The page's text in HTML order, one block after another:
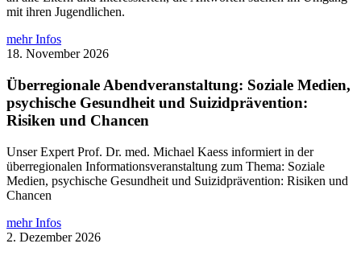
mit ihren Jugendlichen.
mehr Infos
18. November 2026
Überregionale Abendveranstaltung: Soziale Medien,
psychische Gesundheit und Suizidprävention:
Risiken und Chancen
Unser Expert Prof. Dr. med. Michael Kaess informiert in der
überregionalen Informationsveranstaltung zum Thema: Soziale
Medien, psychische Gesundheit und Suizidprävention: Risiken und
Chancen
mehr Infos
2. Dezember 2026